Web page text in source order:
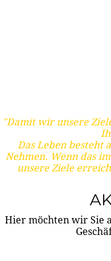
"Damit wir unsere
Das Leben besteht
Nehmen. Wenn das
unsere Ziele
Hier möchten wir Sie